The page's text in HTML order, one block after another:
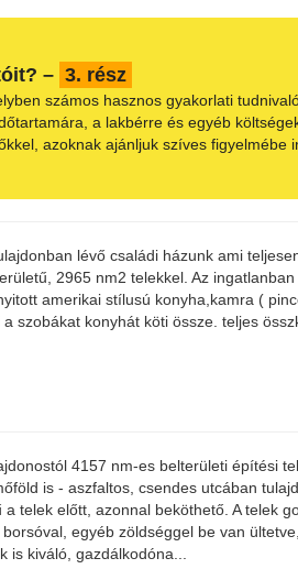
– 3. rész
számos hasznos gyakorlati
a lakbérre és egyéb
azoknak ajánljuk szíves figyelmébe
lévő családi házunk ami
2965 nm2 telekkel. Az
amerikai stílusú konyha,kamra (
a szobákat konyhát köti össze. teljes
4157 nm-es belterületi építési
is - aszfaltos, csendes utcában
a telek előtt, azonnal beköthető. A telek
egyéb zöldséggel be van ültetve,
is kiváló, gazdálkodóna...